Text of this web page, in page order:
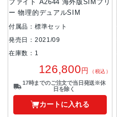
ファイト A2644 海外版SIMフリ
ー 物理的デュアルSIM
付属品：標準セット
発売日：2021/09
在庫数：1
126,800円 （税込）
17時までのご注文で当日発送※休
日を除く
カートに入れる